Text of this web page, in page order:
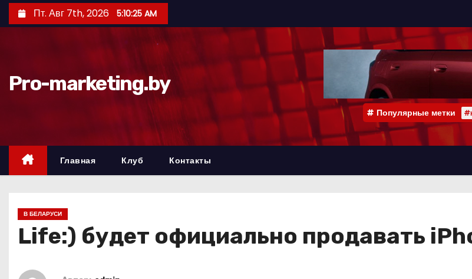
е
д
Пт. Авг 7th, 2026 5:10:26 AM
Pro-marketing.by
Популярные метки
Главная Клуб Контакты
В БЕЛАРУСИ
Life:) будет официально продавать